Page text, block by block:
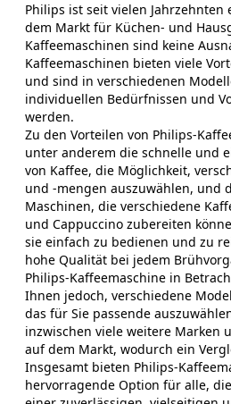
Philips ist seit vielen
dem Markt für Küchen- und
Kaffeemaschinen sind keine
Kaffeemaschinen bieten viele
und sind in verschiedenen
individuellen Bedürfnissen und
werden.
Zu den Vorteilen von Philips-
unter anderem die schnelle und
von Kaffee, die Möglichkeit,
und -mengen auszuwählen, und
Maschinen, die verschiedene
und Cappuccino zubereiten
sie einfach zu bedienen und zu
hohe Qualität bei jedem
Philips-Kaffeemaschine in
Ihnen jedoch, verschiedene
das für Sie passende
inzwischen viele weitere Marken
auf dem Markt, wodurch ein
Insgesamt bieten Philips-
hervorragende Option für alle,